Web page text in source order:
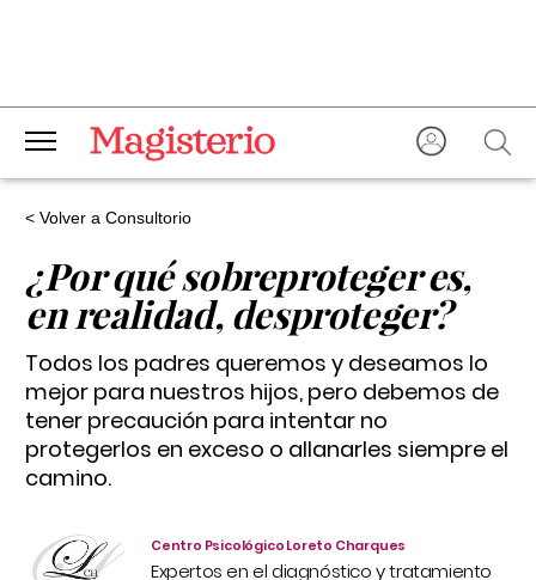
< Volver a Consultorio
¿Por qué sobreproteger es,
en realidad, desproteger?
Todos los padres queremos y deseamos lo
mejor para nuestros hijos, pero debemos de
tener precaución para intentar no
protegerlos en exceso o allanarles siempre el
camino.
Centro Psicológico Loreto Charques
Expertos en el diagnóstico y tratamiento